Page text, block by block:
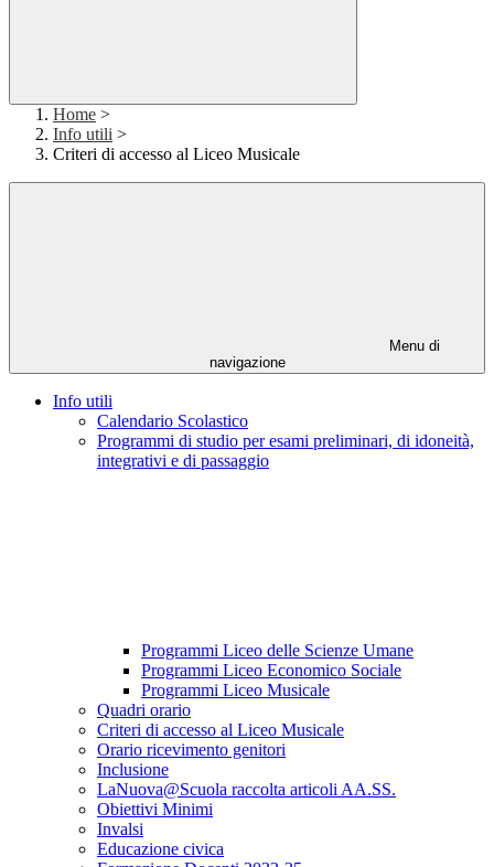
Home >
Info utili >
Criteri di accesso al Liceo Musicale
Menu di
navigazione
Info utili
Calendario Scolastico
Programmi di studio per esami preliminari, di idoneità,
integrativi e di passaggio
Programmi Liceo delle Scienze Umane
Programmi Liceo Economico Sociale
Programmi Liceo Musicale
Quadri orario
Criteri di accesso al Liceo Musicale
Orario ricevimento genitori
Inclusione
LaNuova@Scuola raccolta articoli AA.SS.
Obiettivi Minimi
Invalsi
Educazione civica